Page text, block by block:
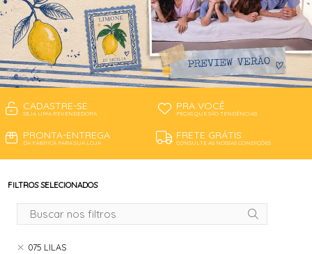
CADASTRE-SE
SEJA UMA REVENDEDORA
PRA VOCÊ
PEÇAS QUE SÃO TENDÊNCIAS!
PRONTA-ENTREGA
DA FÁBRICA PARA SUA LOJA
FRETE GRÁTIS
CONSULTE AS NOSSAS CONDIÇÕES
FILTROS SELECIONADOS
075 LILAS